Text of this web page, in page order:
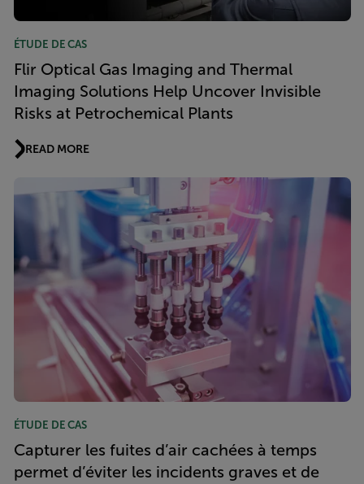
ÉTUDE DE CAS
Flir Optical Gas Imaging and Thermal
Imaging Solutions Help Uncover Invisible
Risks at Petrochemical Plants
READ MORE
ÉTUDE DE CAS
Capturer les fuites d’air cachées à temps
permet d’éviter les incidents graves et de